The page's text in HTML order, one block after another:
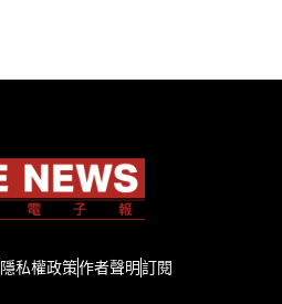
隱私權政策作者聲明訂閱